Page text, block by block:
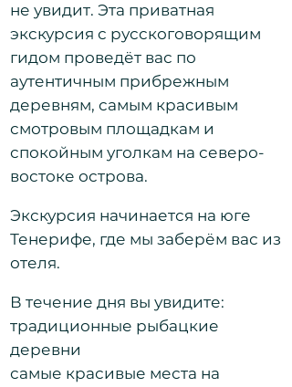
не увидит. Эта приватная
экскурсия с русскоговорящим
гидом проведёт вас по
аутентичным прибрежным
деревням, самым красивым
смотровым площадкам и
спокойным уголкам на северо-
востоке острова.
Экскурсия начинается на юге
Тенерифе, где мы заберём вас из
отеля.
В течение дня вы увидите:
традиционные рыбацкие
деревни
самые красивые места на